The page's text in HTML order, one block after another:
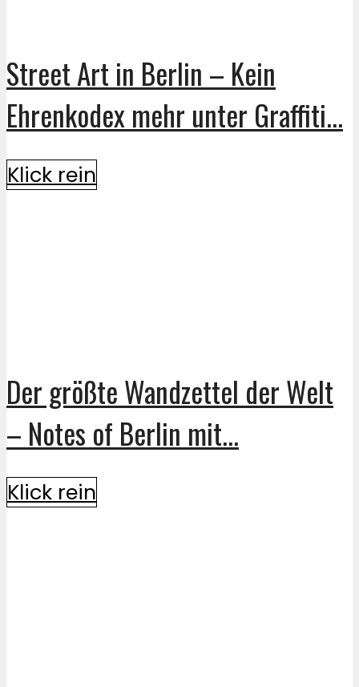
Street Art in Berlin – Kein
Ehrenkodex mehr unter Graffiti...
Klick rein
Der größte Wandzettel der Welt
– Notes of Berlin mit...
Klick rein